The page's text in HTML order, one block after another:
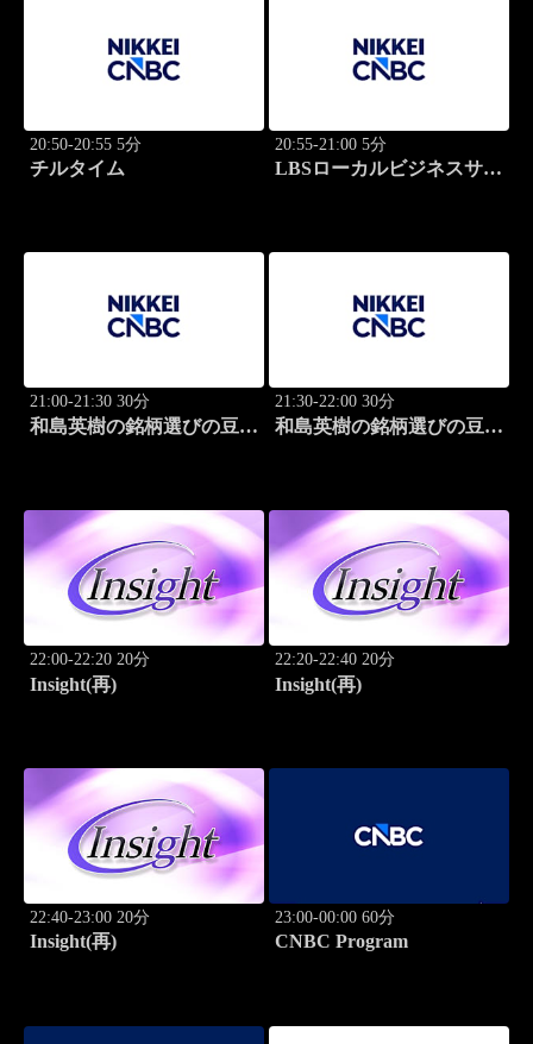
20:50-20:55 5分
チルタイム
20:55-21:00 5分
LBSローカルビジネスサテ
21:00-21:30 30分
和島英樹の銘柄選びの豆知
21:30-22:00 30分
和島英樹の銘柄選びの豆知
22:00-22:20 20分
Insight(再)
22:20-22:40 20分
Insight(再)
22:40-23:00 20分
Insight(再)
23:00-00:00 60分
CNBC Program